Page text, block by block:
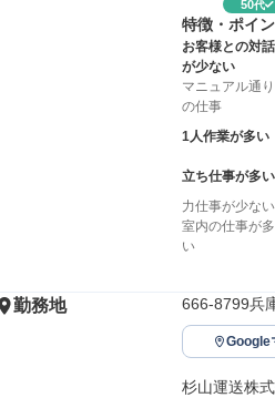
50代
特徴・ポイ
お客様との対話
が少ない
マニュアル通り
の仕事
1人作業が多い
立ち仕事が多い
力仕事が少ない
室内の仕事が多
い
勤務地 666-8799兵
Google
杉山運送株